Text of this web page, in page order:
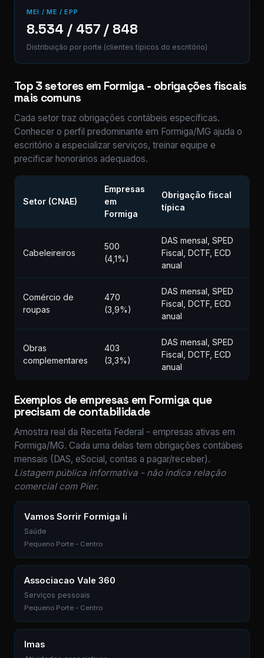
MEI / ME / EPP
8.534 / 457 / 848
Distribuição por porte (clientes típicos do escritório)
Top 3 setores em Formiga - obrigações fiscais
mais comuns
Cada setor traz obrigações contábeis específicas.
Conhecer o perfil predominante em Formiga/MG ajuda o
escritório a especializar serviços, treinar equipe e
precificar honorários adequados.
Setor (CNAE)
Empresas
em
Formiga
Obrigação fiscal
típica
Cabeleireiros
500
(4,1%)
DAS mensal, SPED
Fiscal, DCTF, ECD
anual
Comércio de
roupas
470
(3,9%)
DAS mensal, SPED
Fiscal, DCTF, ECD
anual
Obras
complementares
403
(3,3%)
DAS mensal, SPED
Fiscal, DCTF, ECD
anual
Exemplos de empresas em Formiga que
precisam de contabilidade
Amostra real da Receita Federal - empresas ativas em
Formiga/MG. Cada uma delas tem obrigações contábeis
mensais (DAS, eSocial, contas a pagar/receber).
Listagem pública informativa - não indica relação
comercial com Pier.
Vamos Sorrir Formiga Ii
Saúde
Pequeno Porte - Centro
Associacao Vale 360
Serviços pessoais
Pequeno Porte - Centro
Imas